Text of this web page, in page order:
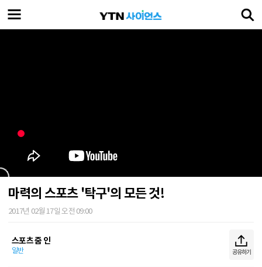
마력의 스포츠 '탁구'의 모든 것!
2017년 02월 17일 오전 09:00
스포츠 줌 인
일반 공유하기